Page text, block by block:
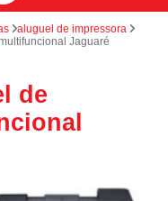
aluguel de impressora
Jaguaré
de